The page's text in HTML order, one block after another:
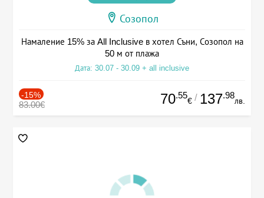
Созопол
Намаление 15% за All Inclusive в хотел Съни, Созопол на
50 м от плажа
Дата: 30.07 - 30.09 + all inclusive
-15%
83.00€ 70.55
€ / 137.98
лв.